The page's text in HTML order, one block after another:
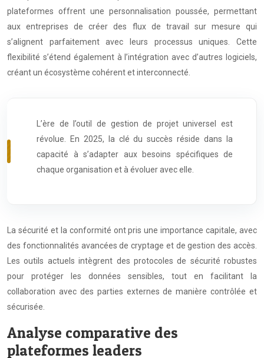
plateformes offrent une personnalisation poussée, permettant
aux entreprises de créer des flux de travail sur mesure qui
s’alignent parfaitement avec leurs processus uniques. Cette
flexibilité s’étend également à l’intégration avec d’autres logiciels,
créant un écosystème cohérent et interconnecté.
L’ère de l’outil de gestion de projet universel est
révolue. En 2025, la clé du succès réside dans la
capacité à s’adapter aux besoins spécifiques de
chaque organisation et à évoluer avec elle.
La sécurité et la conformité ont pris une importance capitale, avec
des fonctionnalités avancées de cryptage et de gestion des accès.
Les outils actuels intègrent des protocoles de sécurité robustes
pour protéger les données sensibles, tout en facilitant la
collaboration avec des parties externes de manière contrôlée et
sécurisée.
Analyse comparative des
plateformes leaders